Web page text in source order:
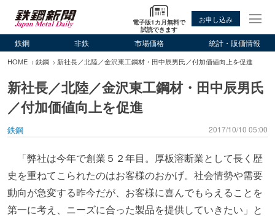
電子版1カ月無料で
試読できます
お申し込み
鉄鋼 非鉄 市場価格 統計・販価情報
HOME 鉄鋼 新社長／北陸／金沢東工鋼材・田中辰男氏／付加価値向上を促進
新社長／北陸／金沢東工鋼材・田中辰男氏
／付加価値向上を促進
鉄鋼 2017/10/10 05:00
「弊社は今年で創業５２年目。厚板溶断業として長く歴
史を重ねてこられたのはお客様のおかげ。社会情勢や需要
動向が急変する昨今だが、お客様に喜んでもらえることを
第一に考え、ニーズに合った製品を提供していきたい」と